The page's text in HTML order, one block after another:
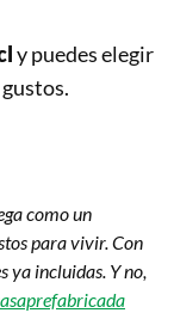
y puedes elegir
como un
para vivir. Con
ya incluidas. Y no,